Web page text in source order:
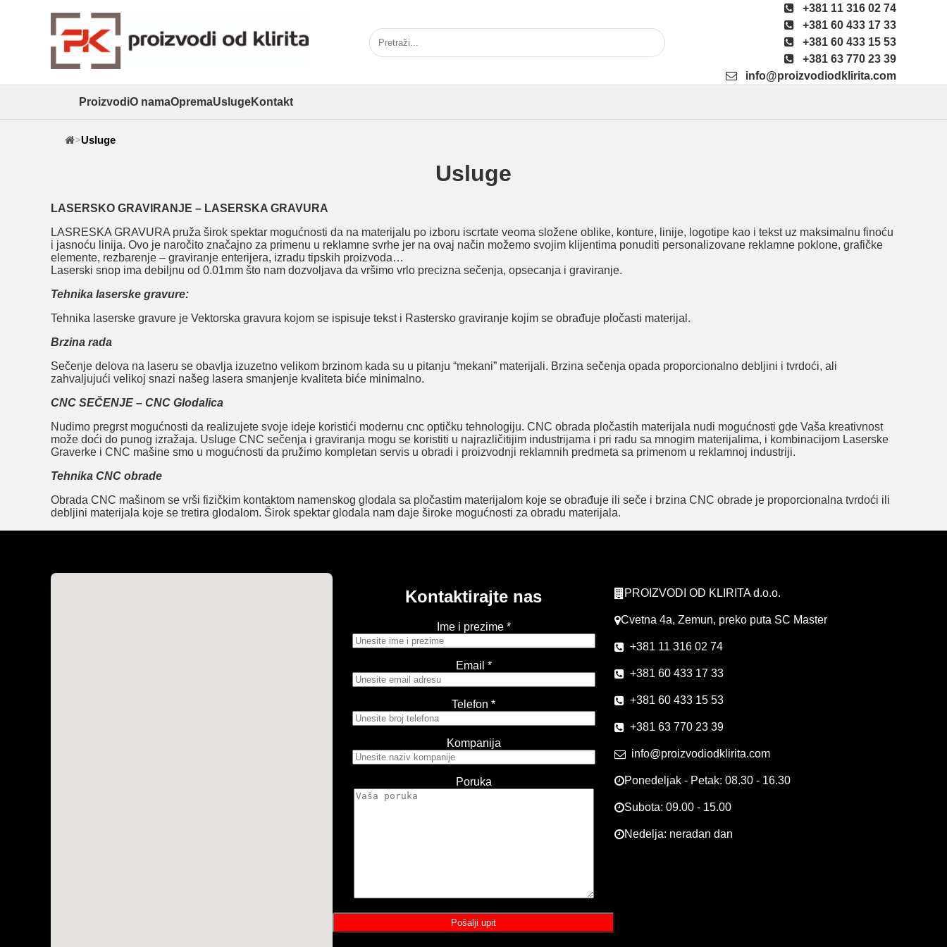
+381 11 316 02 74
+381 60 433 17 33
+381 60 433 15 53
+381 63 770 23 39
info@proizvodiodklirita.com
ProizvodiO namaOpremaUslugeKontakt
>Usluge
Usluge
LASERSKO GRAVIRANJE – LASERSKA GRAVURA
LASRESKA GRAVURA pruža širok spektar mogućnosti da na materijalu po izboru iscrtate veoma složene oblike, konture, linije, logotipe kao i tekst uz maksimalnu finoću
i jasnoću linija. Ovo je naročito značajno za primenu u reklamne svrhe jer na ovaj način možemo svojim klijentima ponuditi personalizovane reklamne poklone, grafičke
elemente, rezbarenje – graviranje enterijera, izradu tipskih proizvoda…
Laserski snop ima debiljnu od 0.01mm što nam dozvoljava da vršimo vrlo precizna sečenja, opsecanja i graviranje.
Tehnika laserske gravure:
Tehnika laserske gravure je Vektorska gravura kojom se ispisuje tekst i Rastersko graviranje kojim se obrađuje pločasti materijal.
Brzina rada
Sečenje delova na laseru se obavlja izuzetno velikom brzinom kada su u pitanju “mekani” materijali. Brzina sečenja opada proporcionalno debljini i tvrdoći, ali
zahvaljujući velikoj snazi našeg lasera smanjenje kvaliteta biće minimalno.
CNC SEČENJE – CNC Glodalica
Nudimo pregrst mogućnosti da realizujete svoje ideje koristići modernu cnc optičku tehnologiju. CNC obrada pločastih materijala nudi mogućnosti gde Vaša kreativnost
može doći do punog izražaja. Usluge CNC sečenja i graviranja mogu se koristiti u najrazličitijim industrijama i pri radu sa mnogim materijalima, i kombinacijom Laserske
Graverke i CNC mašine smo u mogućnosti da pružimo kompletan servis u obradi i proizvodnji reklamnih predmeta sa primenom u reklamnoj industriji.
Tehnika CNC obrade
Obrada CNC mašinom se vrši fizičkim kontaktom namenskog glodala sa pločastim materijalom koje se obrađuje ili seče i brzina CNC obrade je proporcionalna tvrdoći ili
debljini materijala koje se tretira glodalom. Širok spektar glodala nam daje široke mogućnosti za obradu materijala.
Kontaktirajte nas
Ime i prezime *
Email *
Telefon *
Kompanija
Poruka
PROIZVODI OD KLIRITA d.o.o.
Cvetna 4a, Zemun, preko puta SC Master
+381 11 316 02 74
+381 60 433 17 33
+381 60 433 15 53
+381 63 770 23 39
info@proizvodiodklirita.com
Ponedeljak - Petak: 08.30 - 16.30
Subota: 09.00 - 15.00
Nedelja: neradan dan